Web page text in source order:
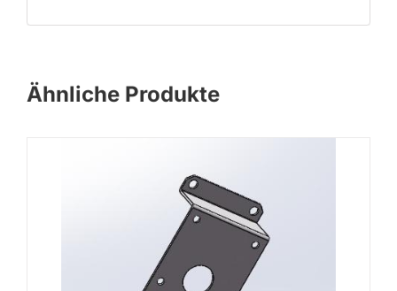
Ähnliche Produkte